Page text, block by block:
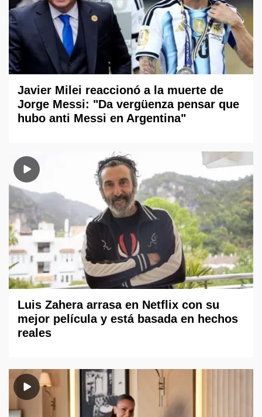
Javier Milei reaccionó a la muerte de
Jorge Messi: "Da vergüenza pensar que
hubo anti Messi en Argentina"
Luis Zahera arrasa en Netflix con su
mejor película y está basada en hechos
reales